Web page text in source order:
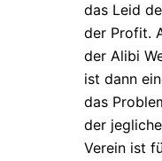
das Leid
der Profit.
der Alibi
ist dann
das
der
Verein ist